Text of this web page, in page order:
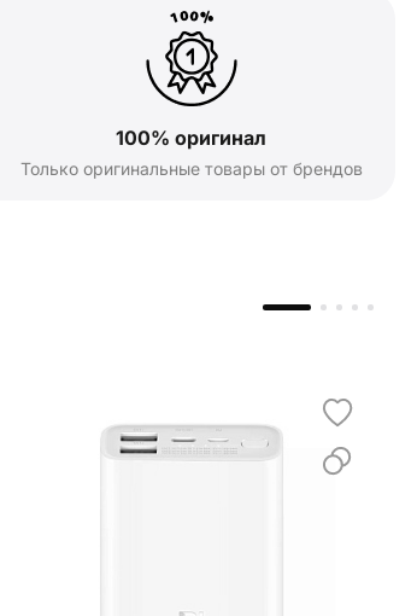
100% оригинал
Только оригинальные товары от брендов